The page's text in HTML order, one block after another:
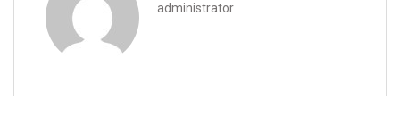
administrator